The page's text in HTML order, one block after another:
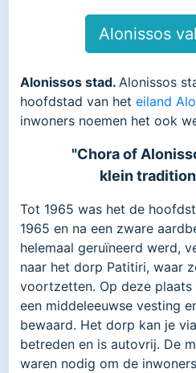
Alonissos
Alonissos stad. Alonissos
hoofdstad van het eiland
inwoners noemen het ook
"Chora of
klein
Tot 1965 was het de
1965 en na een zware
helemaal geruïneerd werd,
naar het dorp Patitiri, waar
voortzetten. Op deze
een middeleeuwse vesting
bewaard. Het dorp kan je
betreden en is autovrij. De
waren nodig om de